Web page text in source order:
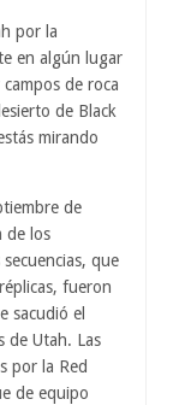
por la
en algún lugar
de roca
de Black
mirando
de
de los
que
fueron
sacudió el
de Utah. Las
por la Red
de equipo